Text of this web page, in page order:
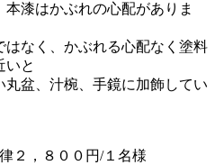
漆はかぶれの心配がありま
はなく、かぶれる心配なく塗料
いと
盆、汁椀、手鏡に加飾してい
２，８００円/１名様